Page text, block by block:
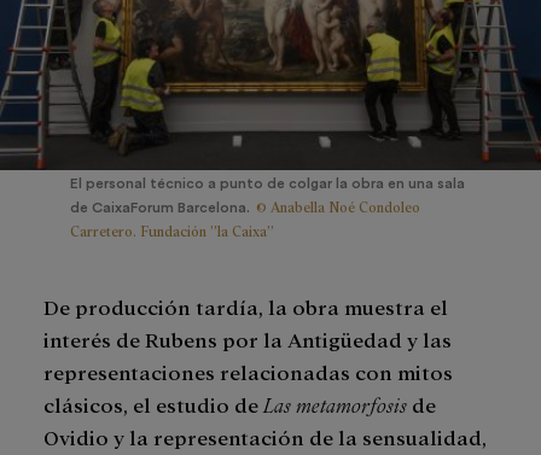
El personal técnico a punto de colgar la obra en una sala
de CaixaForum Barcelona. © Anabella Noé Condoleo
Carretero. Fundación ”la Caixa”
De producción tardía, la obra muestra el
interés de Rubens por la Antigüedad y las
representaciones relacionadas con mitos
clásicos, el estudio de Las metamorfosis de
Ovidio y la representación de la sensualidad,